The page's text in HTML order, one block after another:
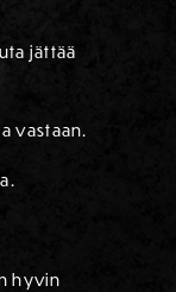
jättää
vastaan.
hyvin